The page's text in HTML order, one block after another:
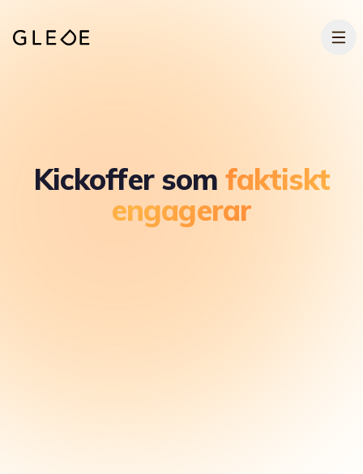
Kickoffer som faktiskt
engagerar